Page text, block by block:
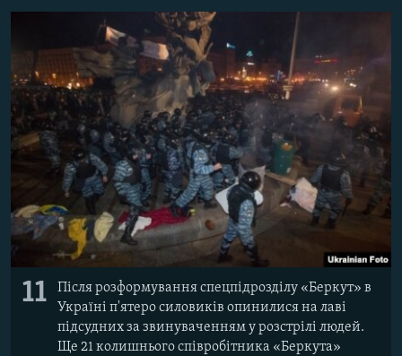
11
Після розформування спецпідрозділу «Беркут» в
Україні п'ятеро силовиків опинилися на лаві
підсудних за звинуваченням у розстрілі людей.
Ще 21 колишнього співробітника «Беркута»